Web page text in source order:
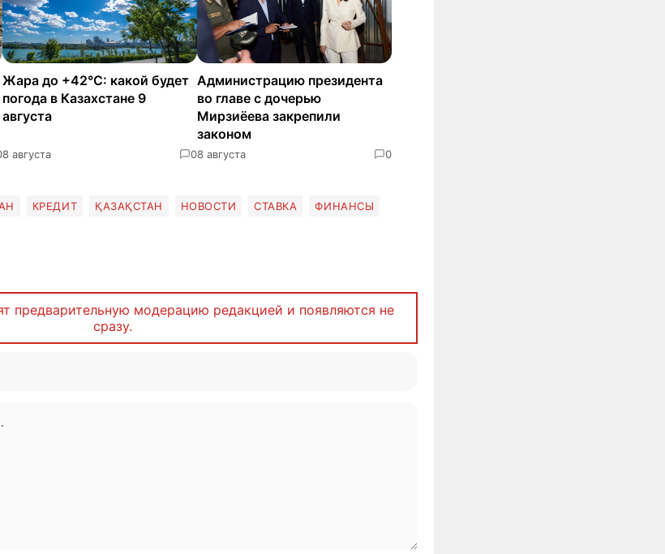
Жара до +42°C: какой будет
погода в Казахстане 9
августа
8 августа 0
Администрацию президента
во главе с дочерью
Мирзиёева закрепили
законом
8 августа 0
КРЕДИТ ҚАЗАҚСТАН НОВОСТИ СТАВКА ФИНАНСЫ
предварительную модерацию редакцией и появляются не
сразу.